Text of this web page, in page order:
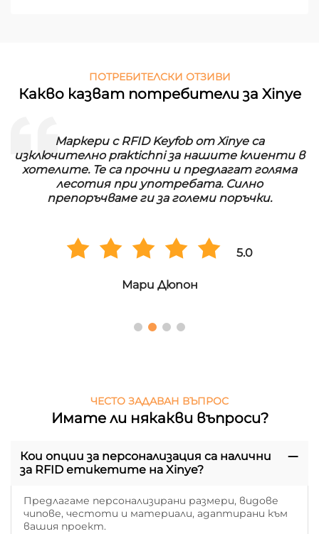
ПОТРЕБИТЕЛСКИ ОТЗИВИ
Какво казват потребители за Xinye
Маркери с RFID Keyfob от Xinye са
изключително praktichni за нашите клиенти в
хотелите. Те са прочни и предлагат голяма
лесотия при употребата. Силно
препоръчваме ги за големи поръчки.
5.0
Мари Дюпон
ЧЕСТО ЗАДАВАН ВЪПРОС
Имате ли някакви въпроси?
Кои опции за персонализация са налични
за RFID етикетите на Xinye?
Предлагаме персонализирани размери, видове
чипове, честоти и материали, адаптирани към
вашия проект.